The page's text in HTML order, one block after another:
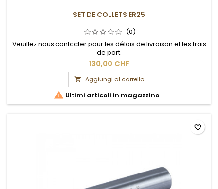
SET DE COLLETS ER25
(0)
Veuillez nous contacter pour les délais de livraison et les frais
de port.
130,00 CHF
 Aggiungi al carrello
 Ultimi articoli in magazzino
favorite_border